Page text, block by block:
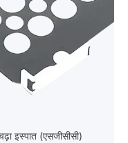
इस्पात (एसजीसीसी)